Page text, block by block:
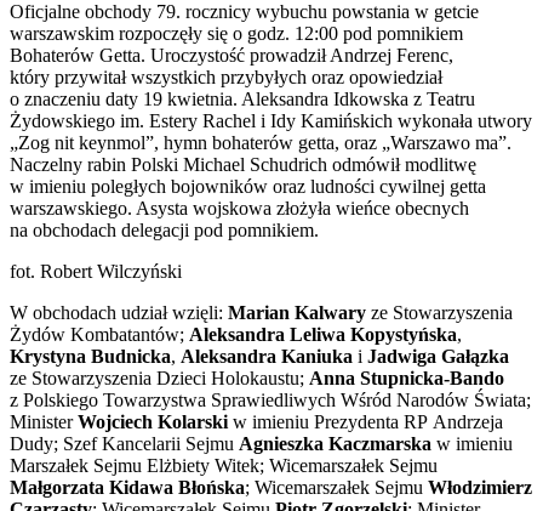
Oficjalne obchody 79. rocznicy wybuchu powstania w getcie
warszawskim rozpoczęły się o godz. 12:00 pod pomnikiem
Bohaterów Getta. Uroczystość prowadził Andrzej Ferenc,
który przywitał wszystkich przybyłych oraz opowiedział
o znaczeniu daty 19 kwietnia. Aleksandra Idkowska z Teatru
Żydowskiego im. Estery Rachel i Idy Kamińskich wykonała utwory
„Zog nit keynmol”, hymn bohaterów getta, oraz „Warszawo ma”.
Naczelny rabin Polski Michael Schudrich odmówił modlitwę
w imieniu poległych bojowników oraz ludności cywilnej getta
warszawskiego. Asysta wojskowa złożyła wieńce obecnych
na obchodach delegacji pod pomnikiem.
fot. Robert Wilczyński
W obchodach udział wzięli: Marian Kalwary ze Stowarzyszenia
Żydów Kombatantów; Aleksandra Leliwa Kopystyńska,
Krystyna Budnicka, Aleksandra Kaniuka i Jadwiga Gałązka
ze Stowarzyszenia Dzieci Holokaustu; Anna Stupnicka-Bando
z Polskiego Towarzystwa Sprawiedliwych Wśród Narodów Świata;
MinisterWojciech Kolarski w imieniu Prezydenta RP Andrzeja
Dudy; Szef Kancelarii Sejmu Agnieszka Kaczmarska w imieniu
Marszałek Sejmu Elżbiety Witek; Wicemarszałek Sejmu
Małgorzata Kidawa Błońska; Wicemarszałek Sejmu Włodzimierz